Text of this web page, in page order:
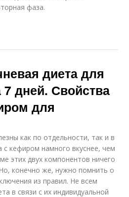
фаза.
диета для
7 дней. Свойства
для
как по отдельности, так и в
с кефиром намного вкуснее, чем
этих двух компонентов ничего
конечно же, нужно помнить о
из правил. Не всем
в связи с их индивидуальной